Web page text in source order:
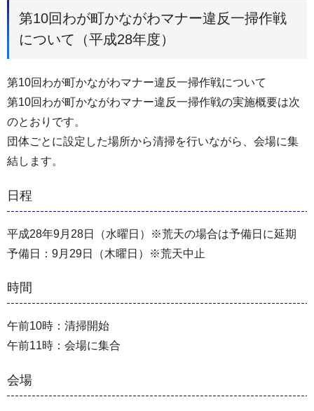
第10回わが町かながわマナー違反一掃作戦
について（平成28年度）
第10回わが町かながわマナー違反一掃作戦について
第10回わが町かながわマナー違反一掃作戦の実施概要は次
のとおりです。
団体ごとに設定した場所から清掃を行いながら、会場に集
結します。
日程
平成28年9月28日（水曜日）※荒天の場合は予備日に延期
予備日：9月29日（木曜日）※荒天中止
時間
午前10時：清掃開始
午前11時：会場に集合
会場